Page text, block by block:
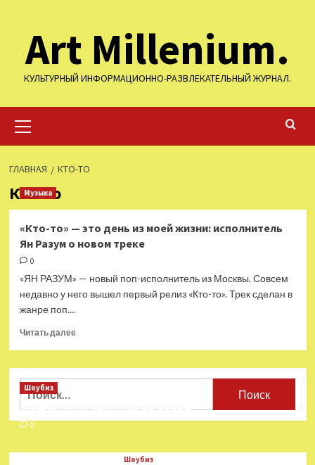
содержимому
Art Millenium.
КУЛЬТУРНЫЙ ИНФОРМАЦИОННО-РАЗВЛЕКАТЕЛЬНЫЙ ЖУРНАЛ.
меню
ГЛАВНАЯ КТО-ТО
Кто-то
Музыка
«Кто-то» — это день из моей жизни: исполнитель
Ян Разум о новом треке
0
«ЯН РАЗУМ» — новый поп-исполнитель из Москвы. Совсем
недавно у него вышел первый релиз «Кто-то». Трек сделан в
жанре поп....
Читать далееПрочитать
«Кто-
это
день
моей
Найти:
Шоубиз
Мошенники взялись за звезд
0
Шоубиз